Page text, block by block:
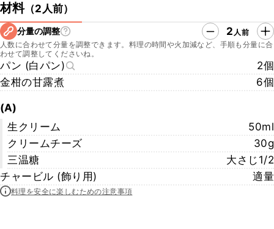
材料（2人前）
分量の調整 2 人前
人数に合わせて分量を調整できます。料理の時間や火加減など、手順も分量に合
わせて調整してくださいね。
パン (白パン)
2個
金柑の甘露煮
6個
(A)
生クリーム
50ml
クリームチーズ
30g
三温糖
大さじ1/2
チャービル (飾り用)
適量
料理を安全に楽しむための注意事項